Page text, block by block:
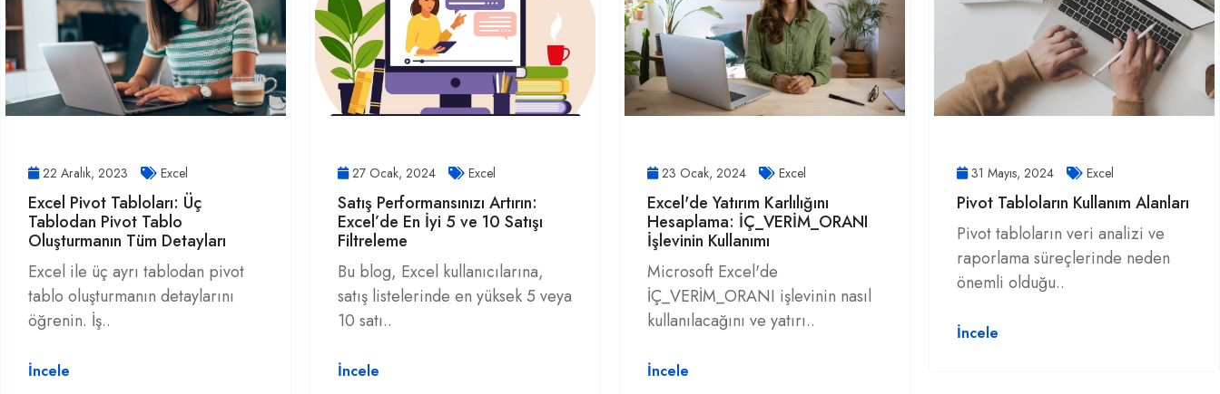
22 Aralık, 2023 Excel
Excel Pivot Tabloları: Üç
Tablodan Pivot Tablo
Oluşturmanın Tüm Detayları
Excel ile üç ayrı tablodan pivot
tablo oluşturmanın detaylarını
öğrenin. İş..
İncele
27 Ocak, 2024 Excel
Satış Performansınızı Artırın:
Excel’de En İyi 5 ve 10 Satışı
Filtreleme
Bu blog, Excel kullanıcılarına,
satış listelerinde en yüksek 5 veya
10 satı..
İncele
23 Ocak, 2024 Excel
Excel'de Yatırım Karlılığını
Hesaplama: İÇ_VERİM_ORANI
İşlevinin Kullanımı
Microsoft Excel'de
İÇ_VERİM_ORANI işlevinin nasıl
kullanılacağını ve yatırı..
İncele
31 Mayıs, 2024 Excel
Pivot Tabloların Kullanım Alanları
Pivot tabloların veri analizi ve
raporlama süreçlerinde neden
önemli olduğu..
İncele